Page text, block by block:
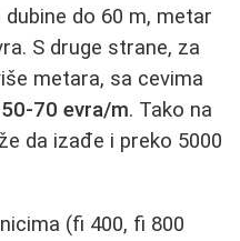
do 60 m, metar
S druge strane, za
metara, sa cevima
50-70 evra/m. Tako na
da izađe i preko 5000
(fi 400, fi 800